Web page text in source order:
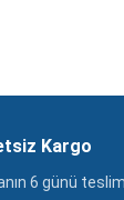
Kargo
6 günü